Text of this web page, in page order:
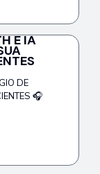
E IA
DE
🎧